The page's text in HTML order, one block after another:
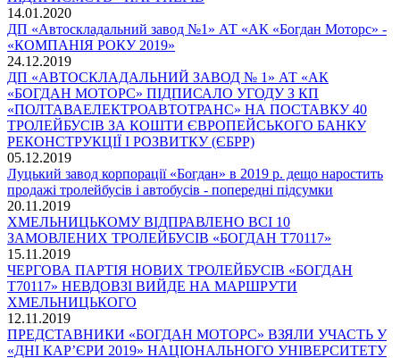
14.01.2020
ДП «Автоскладальний завод №1» АТ «АК «Богдан Моторс» -
«КОМПАНІЯ РОКУ 2019»
24.12.2019
ДП «АВТОСКЛАДАЛЬНИЙ ЗАВОД № 1» АТ «АК
«БОГДАН МОТОРС» ПІДПИСАЛО УГОДУ З КП
«ПОЛТАВАЕЛЕКТРОАВТОТРАНС» НА ПОСТАВКУ 40
ТРОЛЕЙБУСІВ ЗА КОШТИ ЄВРОПЕЙСЬКОГО БАНКУ
РЕКОНСТРУКЦІЇ І РОЗВИТКУ (ЄБРР)
05.12.2019
Луцький завод корпорації «Богдан» в 2019 р. дещо наростить
продажі тролейбусів і автобусів - попередні підсумки
20.11.2019
ХМЕЛЬНИЦЬКОМУ ВІДПРАВЛЕНО ВСІ 10
ЗАМОВЛЕНИХ ТРОЛЕЙБУСІВ «БОГДАН Т70117»
15.11.2019
ЧЕРГОВА ПАРТІЯ НОВИХ ТРОЛЕЙБУСІВ «БОГДАН
Т70117» НЕВДОВЗІ ВИЙДЕ НА МАРШРУТИ
ХМЕЛЬНИЦЬКОГО
12.11.2019
ПРЕДСТАВНИКИ «БОГДАН МОТОРС» ВЗЯЛИ УЧАСТЬ У
«ДНІ КАР’ЄРИ 2019» НАЦІОНАЛЬНОГО УНІВЕРСИТЕТУ